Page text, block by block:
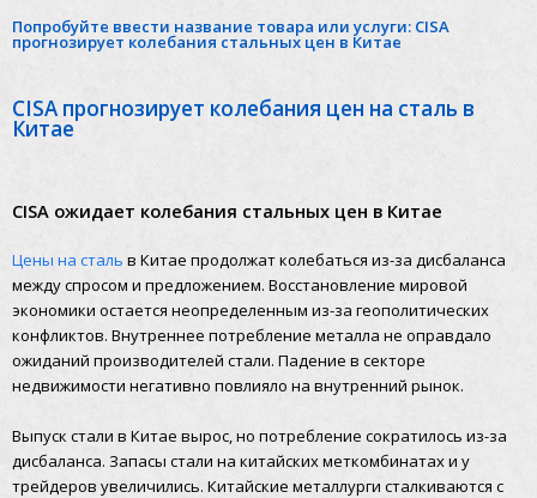
Попробуйте ввести название товара или услуги: CISA
прогнозирует колебания стальных цен в Китае
CISA прогнозирует колебания цен на сталь в
Китае
CISA ожидает колебания стальных цен в Китае
Цены на сталь в Китае продолжат колебаться из-за дисбаланса
между спросом и предложением. Восстановление мировой
экономики остается неопределенным из-за геополитических
конфликтов. Внутреннее потребление металла не оправдало
ожиданий производителей стали. Падение в секторе
недвижимости негативно повлияло на внутренний рынок.
Выпуск стали в Китае вырос, но потребление сократилось из-за
дисбаланса. Запасы стали на китайских меткомбинатах и у
трейдеров увеличились. Китайские металлурги сталкиваются с